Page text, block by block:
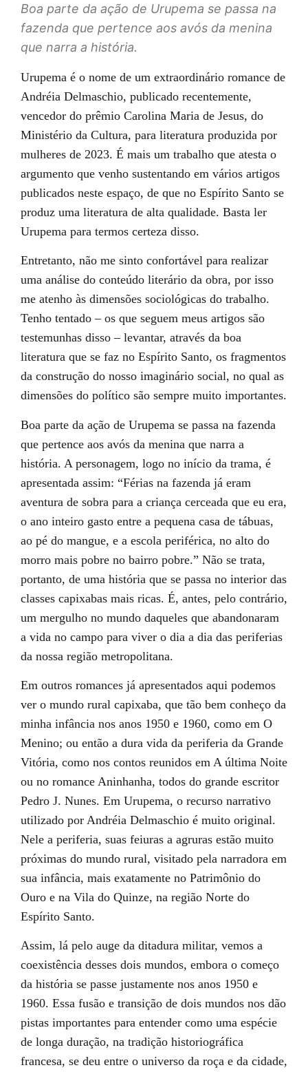
Boa parte da ação de Urupema se passa na
fazenda que pertence aos avós da menina
que narra a história.
Urupema é o nome de um extraordinário romance de
Andréia Delmaschio, publicado recentemente,
vencedor do prêmio Carolina Maria de Jesus, do
Ministério da Cultura, para literatura produzida por
mulheres de 2023. É mais um trabalho que atesta o
argumento que venho sustentando em vários artigos
publicados neste espaço, de que no Espírito Santo se
produz uma literatura de alta qualidade. Basta ler
Urupema para termos certeza disso.
Entretanto, não me sinto confortável para realizar
uma análise do conteúdo literário da obra, por isso
me atenho às dimensões sociológicas do trabalho.
Tenho tentado – os que seguem meus artigos são
testemunhas disso – levantar, através da boa
literatura que se faz no Espírito Santo, os fragmentos
da construção do nosso imaginário social, no qual as
dimensões do político são sempre muito importantes.
Boa parte da ação de Urupema se passa na fazenda
que pertence aos avós da menina que narra a
história. A personagem, logo no início da trama, é
apresentada assim: “Férias na fazenda já eram
aventura de sobra para a criança cerceada que eu era,
o ano inteiro gasto entre a pequena casa de tábuas,
ao pé do mangue, e a escola periférica, no alto do
morro mais pobre no bairro pobre.” Não se trata,
portanto, de uma história que se passa no interior das
classes capixabas mais ricas. É, antes, pelo contrário,
um mergulho no mundo daqueles que abandonaram
a vida no campo para viver o dia a dia das periferias
da nossa região metropolitana.
Em outros romances já apresentados aqui podemos
ver o mundo rural capixaba, que tão bem conheço da
minha infância nos anos 1950 e 1960, como em O
Menino; ou então a dura vida da periferia da Grande
Vitória, como nos contos reunidos em A última Noite
ou no romance Aninhanha, todos do grande escritor
Pedro J. Nunes. Em Urupema, o recurso narrativo
utilizado por Andréia Delmaschio é muito original.
Nele a periferia, suas feiuras a agruras estão muito
próximas do mundo rural, visitado pela narradora em
sua infância, mais exatamente no Patrimônio do
Ouro e na Vila do Quinze, na região Norte do
Espírito Santo.
Assim, lá pelo auge da ditadura militar, vemos a
coexistência desses dois mundos, embora o começo
da história se passe justamente nos anos 1950 e
1960. Essa fusão e transição de dois mundos nos dão
pistas importantes para entender como uma espécie
de longa duração, na tradição historiográfica
francesa, se deu entre o universo da roça e da cidade,